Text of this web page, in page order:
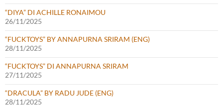
“DIYA” DI ACHILLE RONAIMOU
26/11/2025
“FUCKTOYS” BY ANNAPURNA SRIRAM (ENG)
28/11/2025
“FUCKTOYS” DI ANNAPURNA SRIRAM
27/11/2025
“DRACULA” BY RADU JUDE (ENG)
28/11/2025